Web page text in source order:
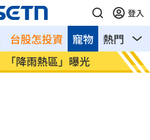
登入
台股怎投資 熱門 影
寵物
要軍火商提增產計
處置